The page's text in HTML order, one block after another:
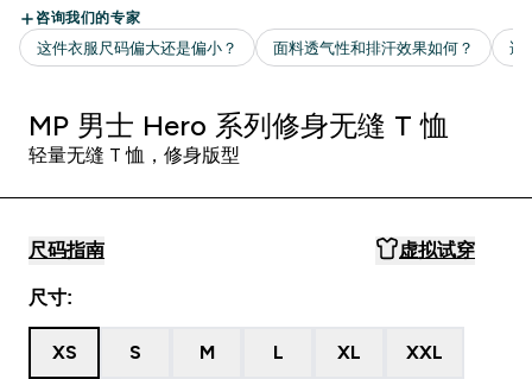
MP 男士 Hero 系列修身无缝 T 恤
轻量无缝 T 恤，修身版型
尺码指南 虚拟试穿
尺寸:
XS S M L XL XXL